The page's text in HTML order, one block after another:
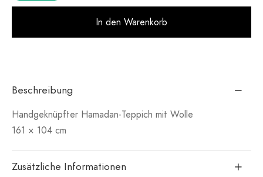
In den Warenkorb
Beschreibung
Handgeknüpfter Hamadan-Teppich mit Wolle
161 × 104 cm
Zusätzliche Informationen